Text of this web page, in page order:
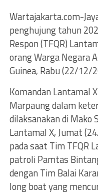
Wartajakarta.com-
penghujung tahun
Respon (TFQR)
orang Warga Negara
Guinea, Rabu (22/12/
Komandan Lantamal
Marpaung dalam
dilaksanakan di Mako
Lantamal X, Jumat
pada saat Tim TFQR
patroli Pamtas
dengan Tim Balai
long boat yang